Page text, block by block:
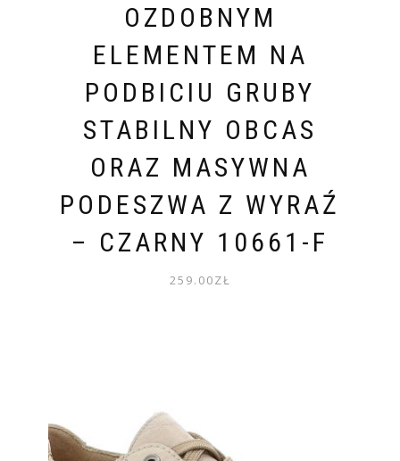
OZDOBNYM
ELEMENTEM NA
PODBICIU GRUBY
STABILNY OBCAS
ORAZ MASYWNA
PODESZWA Z WYRAŹ
– CZARNY 10661-F
259.00ZŁ